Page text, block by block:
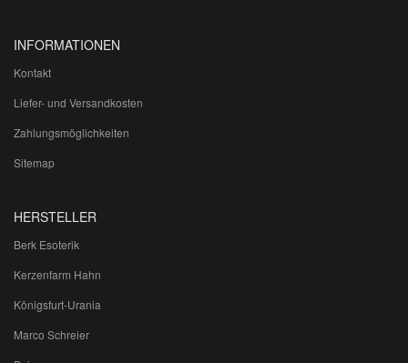
INFORMATIONEN
Kontakt
Liefer- und Versandkosten
Zahlungsmöglichkeiten
Sitemap
HERSTELLER
Berk Esoterik
Kerzenfarm Hahn
Königsfurt-Urania
Marco Schreier